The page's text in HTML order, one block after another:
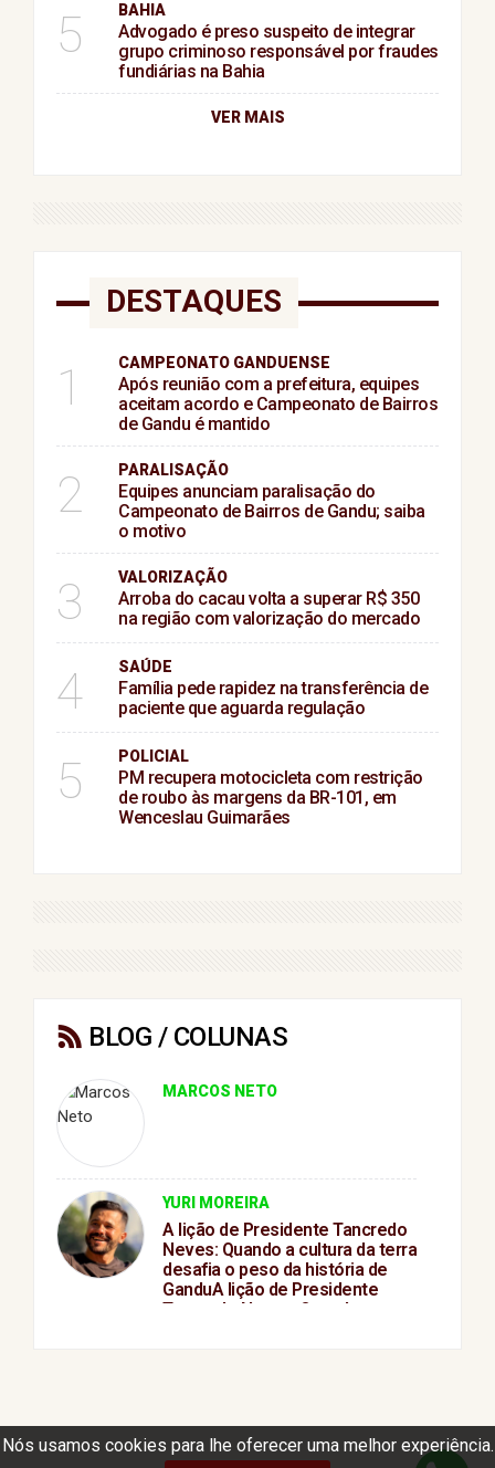
Nós usamos cookies para lhe oferecer uma melhor experiência.
5 BAHIA
Advogado é preso suspeito de integrar
grupo criminoso responsável por fraudes
fundiárias na Bahia
VER MAIS
DESTAQUES
1 CAMPEONATO GANDUENSE
Após reunião com a prefeitura, equipes
aceitam acordo e Campeonato de Bairros
de Gandu é mantido
2 PARALISAÇÃO
Equipes anunciam paralisação do
Campeonato de Bairros de Gandu; saiba
o motivo
3 VALORIZAÇÃO
Arroba do cacau volta a superar R$ 350
na região com valorização do mercado
4 SAÚDE
Família pede rapidez na transferência de
paciente que aguarda regulação
5 POLICIAL
PM recupera motocicleta com restrição
de roubo às margens da BR-101, em
Wenceslau Guimarães
BLOG / COLUNAS
MARCOS NETO
YURI MOREIRA
A lição de Presidente Tancredo
Neves: Quando a cultura da terra
desafia o peso da história de
GanduA lição de Presidente
Tancredo Neves: Quando a